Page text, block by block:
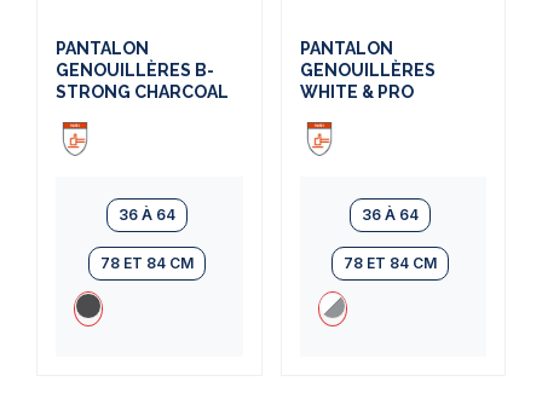
PANTALON
GENOUILLÈRES B-
STRONG CHARCOAL
36 À 64
78 ET 84 CM
PANTALON
GENOUILLÈRES
WHITE & PRO
36 À 64
78 ET 84 CM